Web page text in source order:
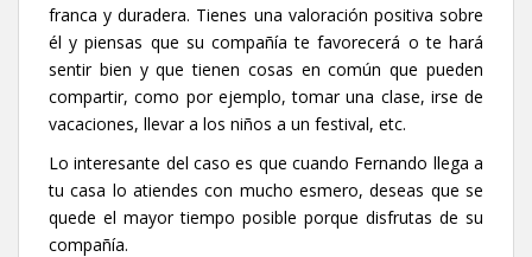
franca y duradera. Tienes una valoración positiva sobre
él y piensas que su compañía te favorecerá o te hará
sentir bien y que tienen cosas en común que pueden
compartir, como por ejemplo, tomar una clase, irse de
vacaciones, llevar a los niños a un festival, etc.
Lo interesante del caso es que cuando Fernando llega a
tu casa lo atiendes con mucho esmero, deseas que se
quede el mayor tiempo posible porque disfrutas de su
compañía.